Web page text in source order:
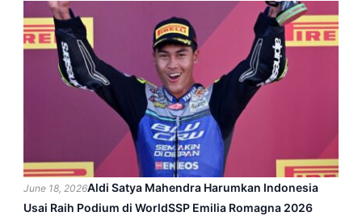
June 18, 2026Aldi Satya Mahendra Harumkan Indonesia
Usai Raih Podium di WorldSSP Emilia Romagna 2026